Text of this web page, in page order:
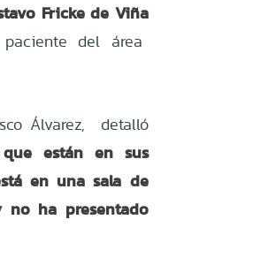
Fricke de Viña
del área
Álvarez, detalló
están en sus
en una sala de
no ha presentado